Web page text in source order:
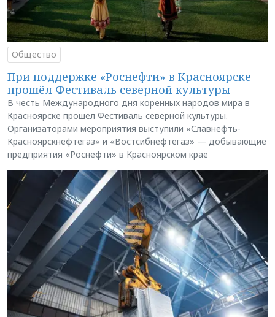
Общество
При поддержке «Роснефти» в Красноярске
прошёл Фестиваль северной культуры
В честь Международного дня коренных народов мира в
Красноярске прошёл Фестиваль северной культуры.
Организаторами мероприятия выступили «Славнефть-
Красноярскнефтегаз» и «Востсибнефтегаз» — добывающие
предприятия «Роснефти» в Красноярском крае